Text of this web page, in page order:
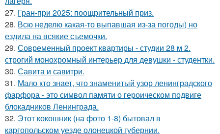
27. Гран-при 2025: поощрительный приз.
28. Всю неделю какая-то выпавшая из-за погоды) но
ездила на всякие съемочки.
29. Современный проект квартиры - студии 28 м 2.
строгий монохромный интерьер для девушки - студентки.
30. Савита и савитри.
31. Мало кто знает, что знаменитый узор ленинградского
фарфора - это символ памяти о героическом подвиге
блокадников Ленинграда.
32. Этот кокошник (на фото 1-8) бытовал в
каргопольском уезде олонецкой губернии.